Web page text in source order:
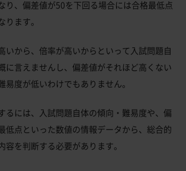
り、偏差値が50を下回る場合には合格最低点
ります。
いから、倍率が高いからといって入試問題自
に言えませんし、偏差値がそれほど高くない
易度が低いわけでもありません。
るには、入試問題自体の傾向・難易度や、偏
低点といった数値の情報データから、総合的
容を判断する必要があります。